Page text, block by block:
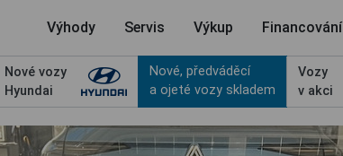
Výhody Servis Výkup Financování
Nové vozy
Hyundai
Nové, předváděcí
a ojeté vozy skladem
Vozy
v akci